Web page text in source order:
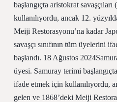
başlangıçta aristokrat
kullanılıyordu, ancak 12.
Meiji Restorasyonu’na kadar
savaşçı sınıfının tüm üyelerini
başlandı. 18 Ağustos
üyesi. Samuray terimi
ifade etmek için kullanılıyordu,
gelen ve 1868’deki Meiji